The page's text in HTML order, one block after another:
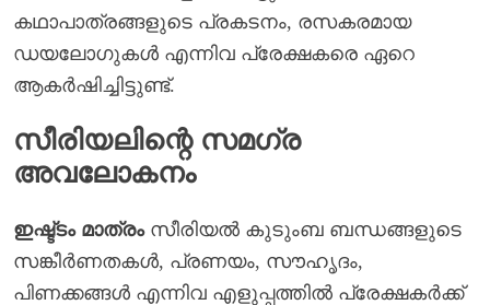
കഥാപാത്രങ്ങളുടെ പ്രകടനം, രസകരമായ
ഡയലോഗുകൾ എന്നിവ പ്രേക്ഷകരെ ഏറെ
ആകർഷിച്ചിട്ടുണ്ട്.
സീരിയലിന്റെ സമഗ്ര
അവലോകനം
ഇഷ്ട്ടം മാത്രംസീരിയൽ കുടുംബ ബന്ധങ്ങളുടെ
സങ്കീർണതകൾ, പ്രണയം, സൗഹൃദം,
പിണക്കങ്ങൾ എന്നിവ എളുപ്പത്തിൽ പ്രേക്ഷകർക്ക്